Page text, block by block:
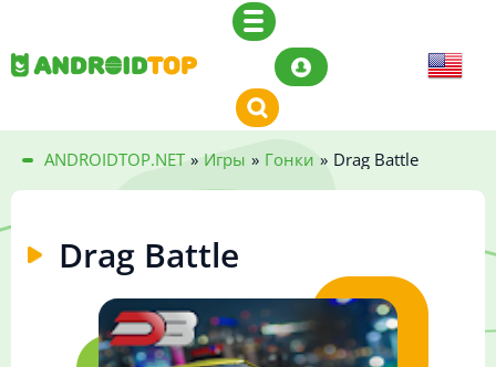
ANDROIDTOP.NET » Игры » Гонки » Drag Battle
Drag Battle